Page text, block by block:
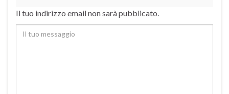
Il tuo indirizzo email non sarà pubblicato.